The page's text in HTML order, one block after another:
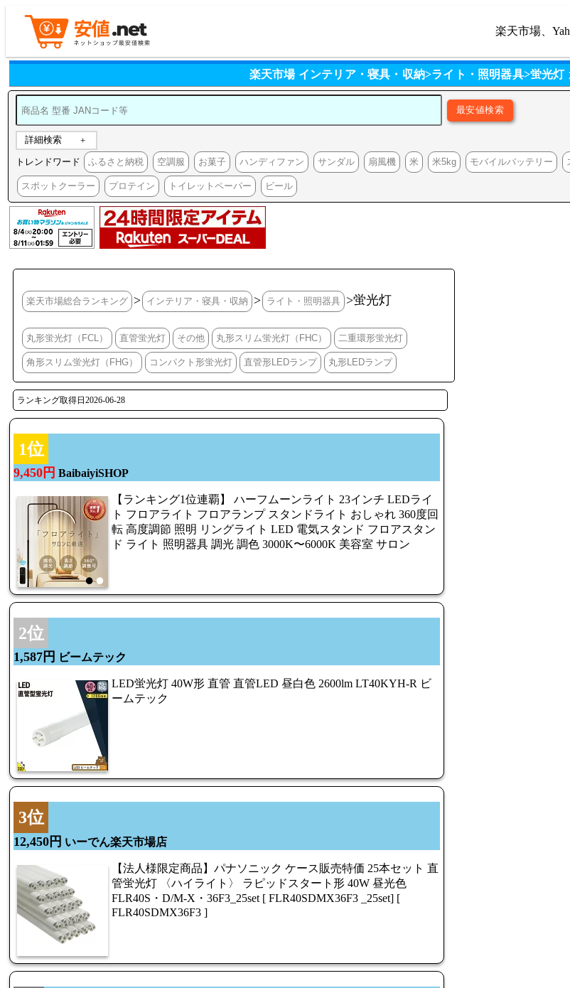
楽天市場、
楽天市場 インテリア・寝具・収納>ライト・照明器具>蛍光
詳細検索
トレンドワード ふるさと納税 空調服 お菓子 ハンディファン サンダル 扇風機 米 米5kg モバイルバッテリー
スポットクーラー プロテイン トイレットペーパー ビール
楽天市場総合ランキング > インテリア・寝具・収納 > ライト・照明器具 >蛍光灯
丸形蛍光灯（FCL） 直管蛍光灯 その他 丸形スリム蛍光灯（FHC） 二重環形蛍光灯
角形スリム蛍光灯（FHG） コンパクト形蛍光灯 直管形LEDランプ 丸形LEDランプ
ランキング取得日2026-06-28
1位
9,450円 BaibaiyiSHOP
【ランキング1位連覇】 ハーフムーンライト 23インチ LEDライ
ト フロアライト フロアランプ スタンドライト おしゃれ 360度回
転 高度調節 照明 リングライト LED 電気スタンド フロアスタン
ド ライト 照明器具 調光 調色 3000K〜6000K 美容室 サロン
2位
1,587円 ビームテック
LED蛍光灯 40W形 直管 直管LED 昼白色 2600lm LT40KYH-R ビ
ームテック
3位
12,450円 いーでん楽天市場店
【法人様限定商品】パナソニック ケース販売特価 25本セット 直
管蛍光灯 〈ハイライト〉 ラピッドスタート形 40W 昼光色
FLR40S・D/M-X・36F3_25set [ FLR40SDMX36F3 _25set] [
FLR40SDMX36F3 ]